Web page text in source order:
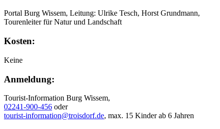
Portal Burg Wissem, Leitung: Ulrike Tesch, Horst Grundmann,
Tourenleiter für Natur und Landschaft
Kosten:
Keine
Anmeldung:
Tourist-Information Burg Wissem,
02241-900-456 oder
tourist-information@troisdorf.de, max. 15 Kinder ab 6 Jahren